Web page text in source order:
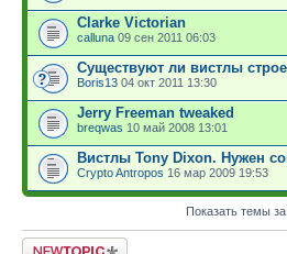
Clarke Victorian
calluna 09 сен 2011 06:03
Существуют ли вистлы
Boris13 04 окт 2011 13:30
Jerry Freeman tweaked
breqwas 10 май 2008 13:01
Вистлы Tony Dixon. Нужен
Crypto Antropos 16 мар 2009 19:53
Показать темы за:
Новая тема